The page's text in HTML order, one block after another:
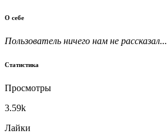
О себе
Пользователь ничего нам не рассказал...
Статистика
Просмотры
3.59k
Лайки